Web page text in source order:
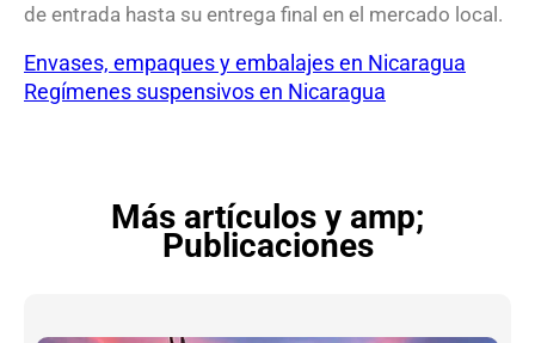
de entrada hasta su entrega final en el mercado local.
Envases, empaques y embalajes en Nicaragua
Regímenes suspensivos en Nicaragua
Más artículos y amp;
Publicaciones